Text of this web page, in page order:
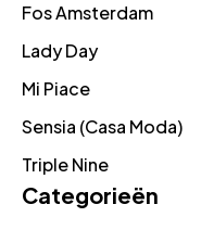
Fos Amsterdam
Lady Day
Mi Piace
Sensia (Casa Moda)
Triple Nine
Categorieën